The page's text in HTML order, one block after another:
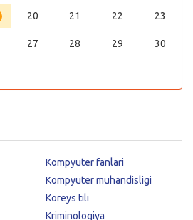
20 21 22 23
27 28 29 30
Kompyuter fanlari
Kompyuter muhandisligi
Koreys tili
Kriminologiya